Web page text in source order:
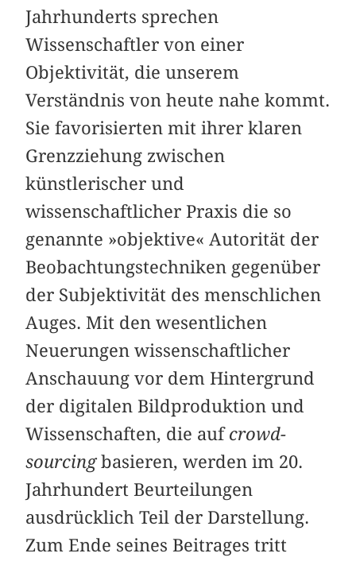
Jahrhunderts sprechen
Wissenschaftler von einer
Objektivität, die unserem
Verständnis von heute nahe kommt.
Sie favorisierten mit ihrer klaren
Grenzziehung zwischen
künstlerischer und
wissenschaftlicher Praxis die so
genannte »objektive« Autorität der
Beobachtungstechniken gegenüber
der Subjektivität des menschlichen
Auges. Mit den wesentlichen
Neuerungen wissenschaftlicher
Anschauung vor dem Hintergrund
der digitalen Bildproduktion und
Wissenschaften, die aufcrowd-
sourcingbasieren, werden im 20.
Jahrhundert Beurteilungen
ausdrücklich Teil der Darstellung.
Zum Ende seines Beitrages tritt